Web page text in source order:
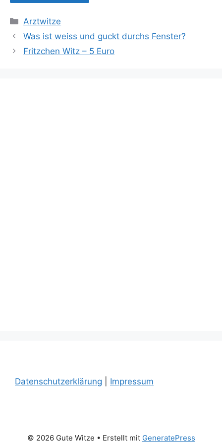
Kategorien
Arztwitze
Was ist weiss und guckt durchs Fenster?
Fritzchen Witz – 5 Euro
Datenschutzerklärung Impressum
© 2026 Gute Witze • Erstellt mit GeneratePress